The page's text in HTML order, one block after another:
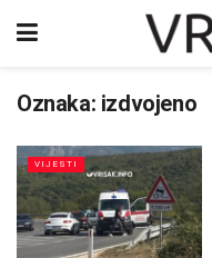
Oznaka: izdvojeno
VIJESTI